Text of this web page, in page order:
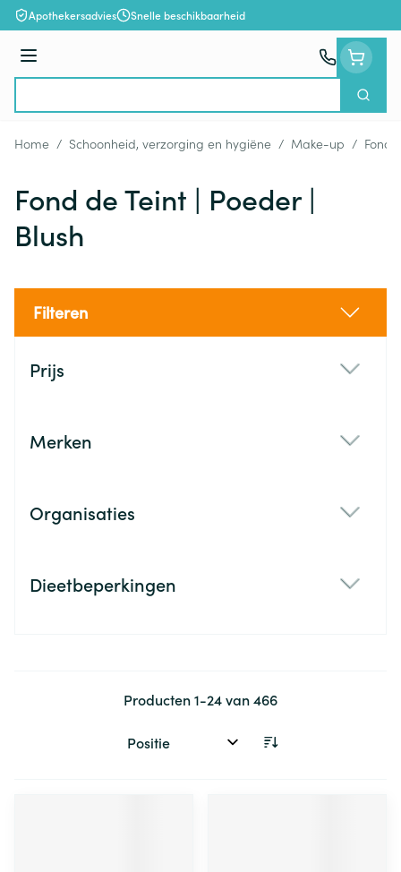
Ga naar de inhoud
Apothekersadvies Snelle beschikbaarheid
Menu
Zoek
Home / Schoonheid, verzorging en hygiëne / Make-up / Fond
Fond de Teint | Poeder |
Blush
Filteren
Prijs
Merken
Organisaties
Dieetbeperkingen
Producten1-24van466
Sorteer op: